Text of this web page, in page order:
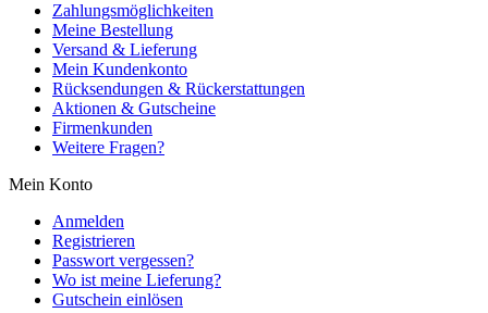
Zahlungsmöglichkeiten
Meine Bestellung
Versand & Lieferung
Mein Kundenkonto
Rücksendungen & Rückerstattungen
Aktionen & Gutscheine
Firmenkunden
Weitere Fragen?
Mein Konto
Anmelden
Registrieren
Passwort vergessen?
Wo ist meine Lieferung?
Gutschein einlösen